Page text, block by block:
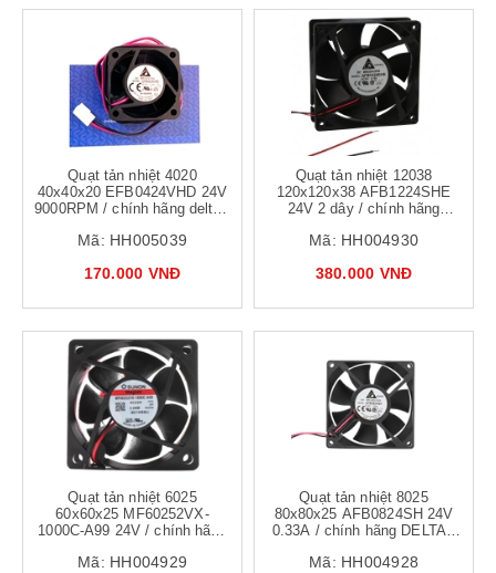
Quạt tản nhiệt 4020
40x40x20 EFB0424VHD 24V
9000RPM / chính hãng delta /
a10h16
Mã: HH005039
170.000 VNĐ
Quạt tản nhiệt 12038
120x120x38 AFB1224SHE
24V 2 dây / chính hãng
điện, biến tần tốc độ cao
Mã: HH004930
380.000 VNĐ
Quạt tản nhiệt 6025
60x60x25 MF60252VX-
1000C-A99 24V / chính hãng
6x6cmđộ ồn thấp - b2h5
Mã: HH004929
Quạt tản nhiệt 8025
80x80x25 AFB0824SH 24V
0.33A / chính hãng DELTA /
tần 8x8cm tốc độ cao
Mã: HH004928